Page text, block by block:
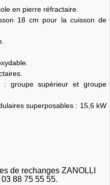
en pierre réfractaire.
18 cm pour la cuisson de
: groupe supérieur et groupe
superposables : 15,6 kW
de rechanges ZANOLLI
88 75 55 55.